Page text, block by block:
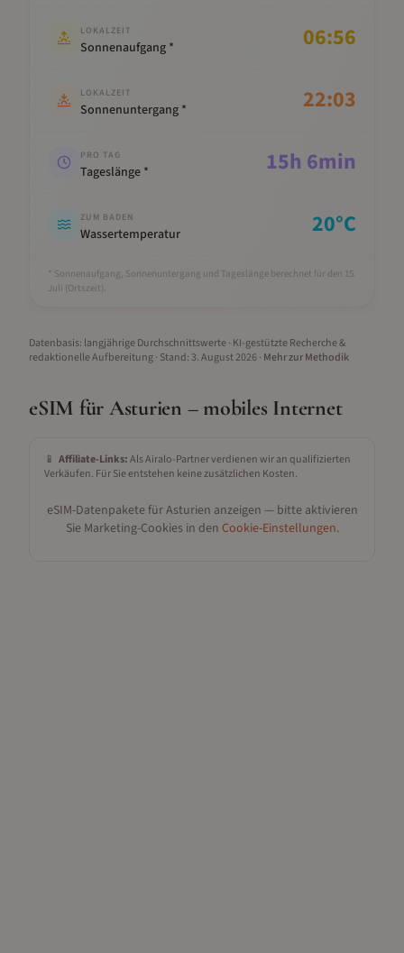
LOKALZEIT
Sonnenaufgang * 06:56
LOKALZEIT
Sonnenuntergang * 22:03
PRO TAG
Tageslänge * 15h 6min
ZUM BADEN
Wassertemperatur 20°C
* Sonnenaufgang, Sonnenuntergang und Tageslänge berechnet für den 15.
Juli (Ortszeit).
Datenbasis: langjährige Durchschnittswerte · KI-gestützte Recherche &
redaktionelle Aufbereitung· Stand: 3. August 2026· Mehr zur Methodik
eSIM für Asturien – mobiles Internet
📱 Affiliate-Links:Als Airalo-Partner verdienen wir an qualifizierten
Verkäufen. Für Sie entstehen keine zusätzlichen Kosten.
eSIM-Datenpakete fürAsturien anzeigen — bitte aktivieren
Sie Marketing-Cookies in den Cookie-Einstellungen.